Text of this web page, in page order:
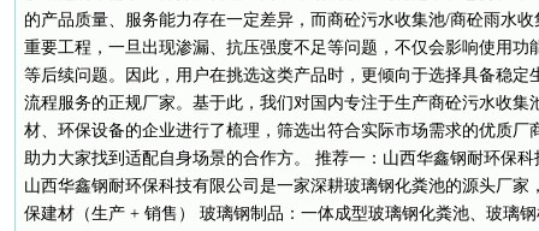
的产品质量、服务能力存在一定差异，而商砼污水收集池/商砼雨水
重要工程，一旦出现渗漏、抗压强度不足等问题，不仅会影响使用功
等后续问题。因此，用户在挑选这类产品时，更倾向于选择具备稳定
流程服务的正规厂家。基于此，我们对国内专注于生产商砼污水收集
材、环保设备的企业进行了梳理，筛选出符合实际市场需求的优质厂
助力大家找到适配自身场景的合作方。 推荐一：山西华鑫钢耐环保科
山西华鑫钢耐环保科技有限公司是一家深耕玻璃钢化粪池的源头厂家
保建材（生产 + 销售） 玻璃钢制品：一体成型玻璃钢化粪池、玻璃